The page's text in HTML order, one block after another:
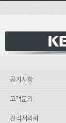
공지사항
고객문의
견적서의뢰